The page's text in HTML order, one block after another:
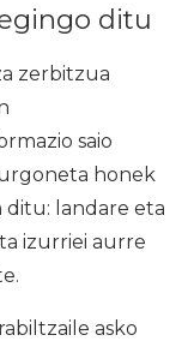
ditu
zerbitzua
saio
honek
ditu: landare eta
izurriei aurre
asko